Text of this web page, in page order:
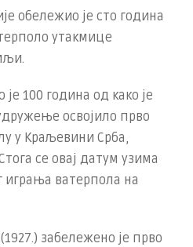
обележио је сто година
утакмице
100 година од како је
освојило прво
у Краљевини Срба,
се овај датум узима
играња ватерпола на
забележено је прво